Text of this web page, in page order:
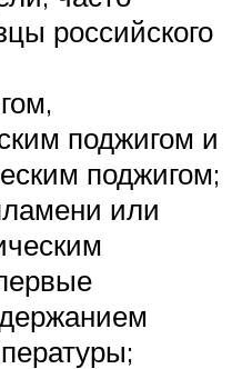
российского
поджигом и
поджигом;
или